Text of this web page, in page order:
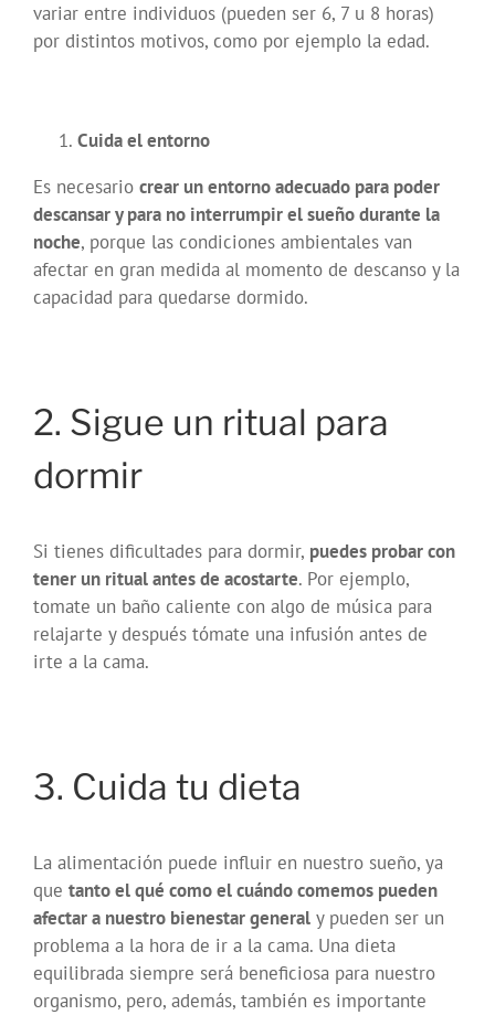
variar entre individuos (pueden ser 6, 7 u 8 horas)
por distintos motivos, como por ejemplo la edad.
Cuida el entorno
Es necesario crear un entorno adecuado para poder
descansar y para no interrumpir el sueño durante la
noche, porque las condiciones ambientales van
afectar en gran medida al momento de descanso y la
capacidad para quedarse dormido.
2. Sigue un ritual para
dormir
Si tienes dificultades para dormir, puedes probar con
tener un ritual antes de acostarte. Por ejemplo,
tomate un baño caliente con algo de música para
relajarte y después tómate una infusión antes de
irte a la cama.
3. Cuida tu dieta
La alimentación puede influir en nuestro sueño, ya
que tanto el qué como el cuándo comemos pueden
afectar a nuestro bienestar general y pueden ser un
problema a la hora de ir a la cama. Una dieta
equilibrada siempre será beneficiosa para nuestro
organismo, pero, además, también es importante